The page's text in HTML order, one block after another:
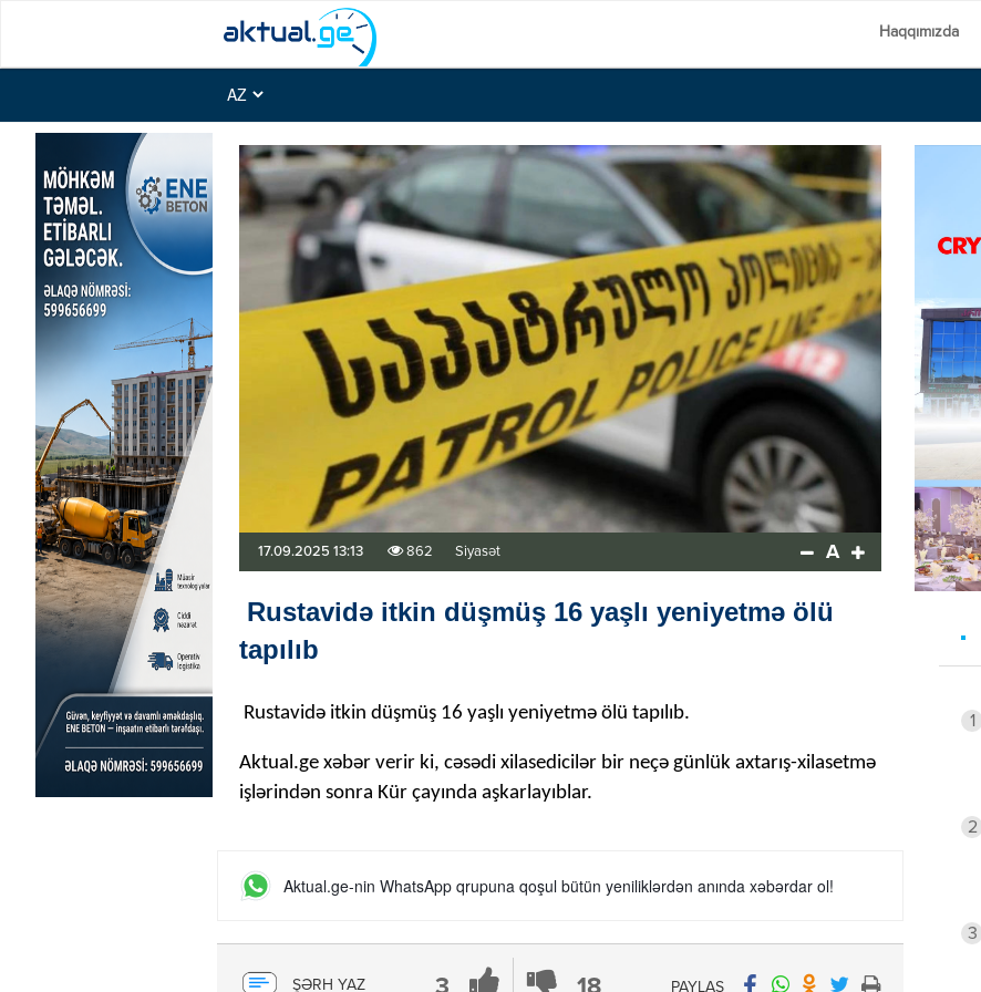
Haqqımızda
17.09.2025 13:13 862 Siyasət A
Rustavidə itkin düşmüş 16 yaşlı yeniyetmə ölü
tapılıb
Rustavidə itkin düşmüş 16 yaşlı yeniyetmə ölü tapılıb.
Aktual.ge xəbər verir ki, cəsədi xilasedicilər bir neçə günlük axtarış-xilasetmə
işlərindən sonra Kür çayında aşkarlayıblar.
Aktual.ge-nin WhatsApp qrupuna qoşul bütün yeniliklərdən anında xəbərdar ol!
ŞƏRH YAZ PAYLAŞ
1
2
3